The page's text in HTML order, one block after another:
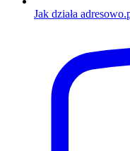
Jak działa